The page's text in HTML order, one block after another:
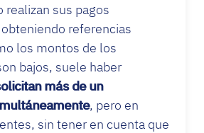
realizan sus pagos
referencias
los montos de los
bajos, suele haber
más de un
, pero en
sin tener en cuenta que